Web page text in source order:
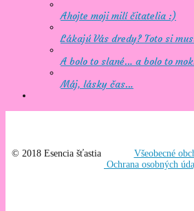
Ahojte moji milí čitatelia :)
Lákajú Vás dredy? Toto si
A bolo to slané… a bolo to
Máj, lásky čas…
© 2018 Esencia šťastia Všeobecné
Ochrana osobných